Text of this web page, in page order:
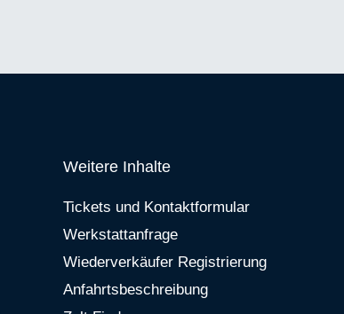
Weitere Inhalte
Tickets und Kontaktformular
Werkstattanfrage
Wiederverkäufer Registrierung
Anfahrtsbeschreibung